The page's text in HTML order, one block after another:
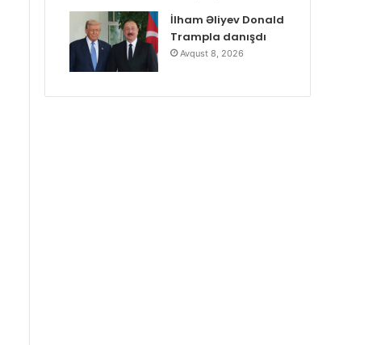
İlham Əliyev Donald
Trampla danışdı
Avqust 8, 2026